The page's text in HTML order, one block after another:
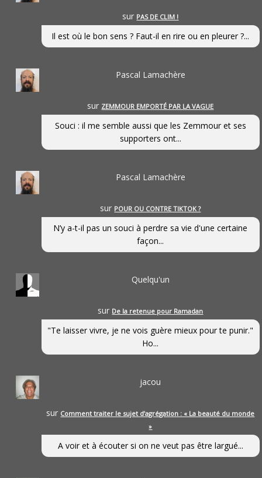
sur PAS DE CLIM !
Il est où le bon sens ? Faut-il en rire ou en pleurer ?...
Pascal Lamachère
sur ZEMMOUR EMPORTÉ PAR LA VAGUE
Souci : il me semble aussi que les Zemmour et ses
supporters ont...
Pascal Lamachère
sur POUR OU CONTRE TIKTOK ?
N’y a-t-il pas un souci à perdre sa vie d'une certaine
façon...
Quelqu'un
sur De la retenue pour Ramadan
"Te laisser vivre, je ne vois guère mieux pour te punir."
Ho...
jacou
sur Comment traiter le sujet d’agrégation : « La beauté du monde
»
A voir et à écouter si on ne veut pas être largué...